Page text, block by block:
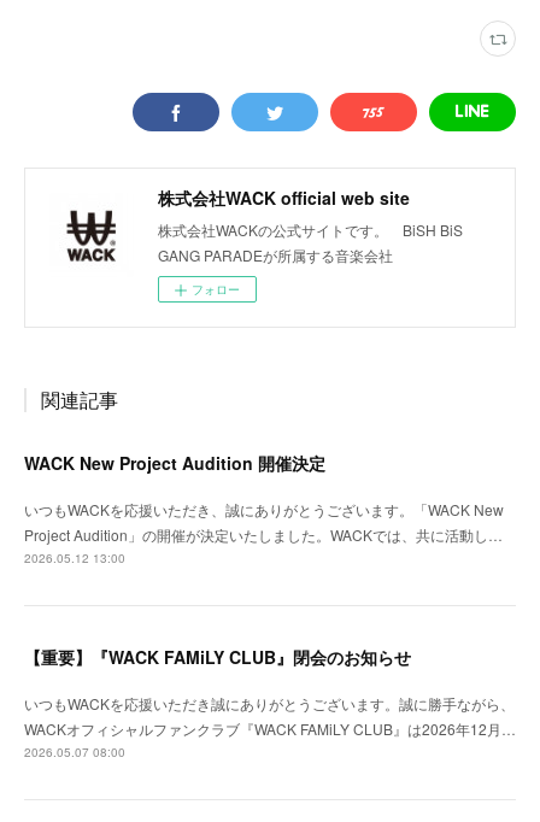
株式会社WACK official web site
株式会社WACKの公式サイトです。 BiSH BiS
GANG PARADEが所属する音楽会社
フォロー
関連記事
WACK New Project Audition 開催決定
いつもWACKを応援いただき、誠にありがとうございます。「WACK New
Project Audition」の開催が決定いたしました。WACKでは、共に活動し…
2026.05.12 13:00
【重要】『WACK FAMiLY CLUB』閉会のお知らせ
いつもWACKを応援いただき誠にありがとうございます。誠に勝手ながら、
WACKオフィシャルファンクラブ『WACK FAMiLY CLUB』は2026年12月…
2026.05.07 08:00